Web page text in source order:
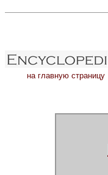
на главную страницу